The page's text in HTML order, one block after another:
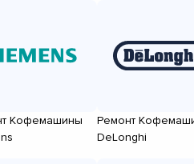
Кофемашины
Ремонт
DeLonghi